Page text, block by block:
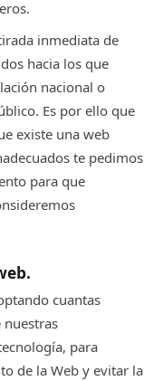
inmediata de
hacia los que
nacional o
Es por ello que
existe una web
te pedimos
para que
cuantas
nuestras
para
de la Web y evitar la